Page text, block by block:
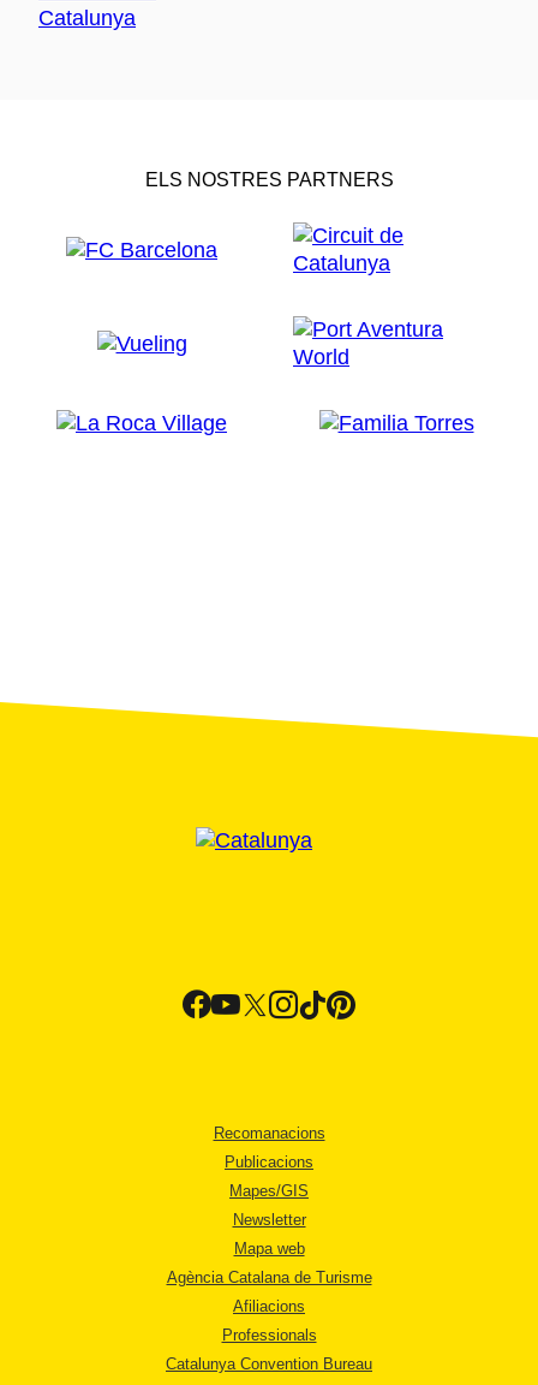
ELS NOSTRES PARTNERS
Recomanacions
Publicacions
Mapes/GIS
Newsletter
Mapa web
Agència Catalana de Turisme
Afiliacions
Professionals
Catalunya Convention Bureau